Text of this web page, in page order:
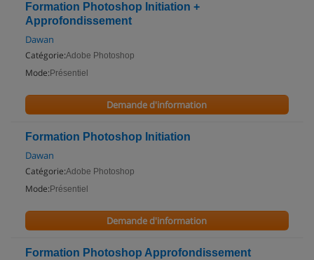
Formation Photoshop Initiation +
Approfondissement
Dawan
Catégorie:Adobe Photoshop
Mode: Présentiel
Demande d'information
Formation Photoshop Initiation
Dawan
Catégorie:Adobe Photoshop
Mode: Présentiel
Demande d'information
Formation Photoshop Approfondissement